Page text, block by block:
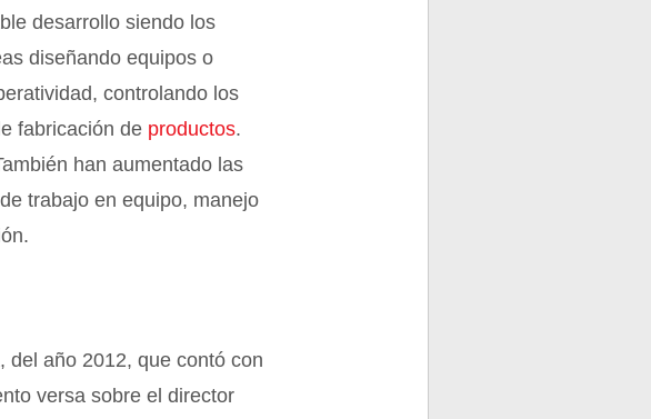
desarrollo siendo los
diseñando equipos o
controlando los
fabricación de productos.
han aumentado las
trabajo en equipo, manejo
del año 2012, que contó con
versa sobre el director